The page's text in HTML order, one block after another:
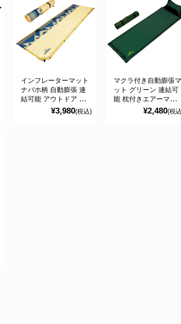
インフレーターマット
ナバホ柄 自動膨張 連
結可能 アウトドア キ
ャンプ Montagna
¥3,980(税込)
マクラ付き自動膨張マ
ット グリーン 連結可
能 枕付きエアーマッ
ト アウトドア キャン
プ Montagna
¥2,480(税